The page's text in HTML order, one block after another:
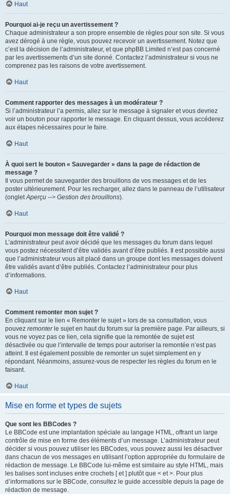
Haut
Pourquoi ai-je reçu un avertissement ?
Chaque administrateur a son propre ensemble de règles pour son site. Si vous
avez dérogé à une règle, vous pouvez recevoir un avertissement. Notez que
c’est la décision de l’administrateur, et que phpBB Limited n’est pas concerné
par les avertissements d’un site donné. Contactez l’administrateur si vous ne
comprenez pas les raisons de votre avertissement.
Haut
Comment rapporter des messages à un modérateur ?
Si l’administrateur l’a permis, allez sur le message à signaler et vous devriez
voir un bouton pour rapporter le message. En cliquant dessus, vous accéderez
aux étapes nécessaires pour le faire.
Haut
À quoi sert le bouton « Sauvegarder » dans la page de rédaction de
message ?
Il vous permet de sauvegarder des brouillons de vos messages et de les
poster ultérieurement. Pour les recharger, allez dans le panneau de l’utilisateur
(ongletAperçu --> Gestion des brouillons).
Haut
Pourquoi mon message doit être validé ?
L’administrateur peut avoir décidé que les messages du forum dans lequel
vous postez nécessitent d’être validés avant d’être publiés. Il est possible aussi
que l’administrateur vous ait placé dans un groupe dont les messages doivent
être validés avant d’être publiés. Contactez l’administrateur pour plus
d’informations.
Haut
Comment remonter mon sujet ?
En cliquant sur le lien « Remonter le sujet » lors de sa consultation, vous
pouvez remonterle sujet en haut du forum sur la première page. Par ailleurs, si
vous ne voyez pas ce lien, cela signifie que la remontée de sujet est
désactivée ou que l’intervalle de temps pour autoriser la remontée n’est pas
atteint. Il est également possible de remonter un sujet simplement en y
répondant. Néanmoins, assurez-vous de respecter les règles du forum en le
faisant.
Haut
Mise en forme et types de sujets
Que sont les BBCodes ?
Le BBCode est une implantation spéciale au langage HTML, offrant un large
contrôle de mise en forme des éléments d’un message. L’administrateur peut
décider si vous pouvez utiliser les BBCodes, vous pouvez aussi les désactiver
dans chacun de vos messages en utilisant l’option appropriée du formulaire de
rédaction de message. Le BBCode lui-même est similaire au style HTML, mais
les balises sont incluses entre crochets [ et ] plutôt que < et >. Pour plus
d’informations sur le BBCode, consultez le guide accessible depuis la page de
rédaction de message.